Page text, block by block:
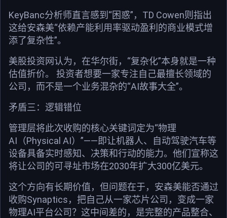
KeyBanc分析师直言感到“困惑”，TD Cowen则指出
这给安森美“依赖产能利用率驱动盈利的商业模式增
添了复杂性”。
美股投资网认为，在华尔街，“复杂化”本身就是一种
估值折价。 投资者想要一家专注自己最擅长领域的
公司，而不是一个业务混杂的“AI故事大全”。
矛盾三：逻辑错位
管理层将此次收购的核心关键词定为“物理
AI（Physical AI）”——即让机器人、自动驾驶汽车等
设备具备实时感知、决策和行动的能力。他们宣称这
将让公司的可寻址市场在2030年扩大300亿美元。
这个方向有长期价值，但问题在于，安森美能否通过
收购Synaptics，把自己从一家芯片公司，变成一家
物理AI平台公司？这中间差的，是完整的产品整合、